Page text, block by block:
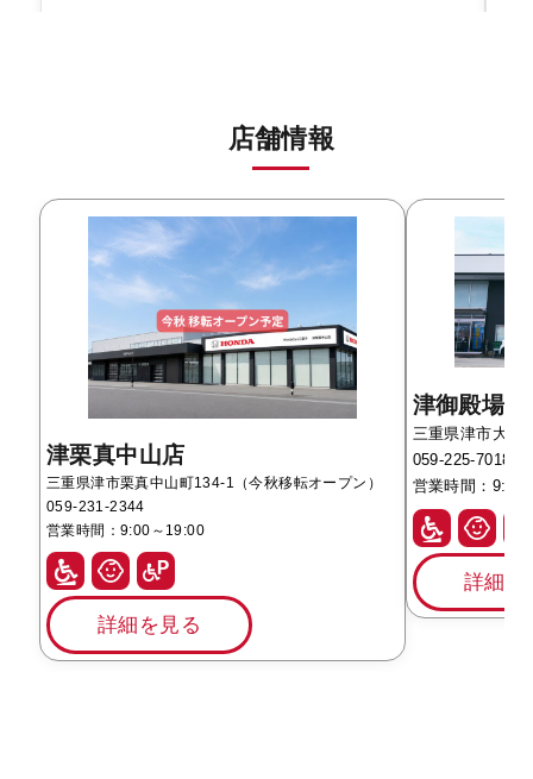
店舗情報
津栗真中山店
三重県津市栗真中山町134-1（今秋移転オープン）
059-231-2344
営業時間：9:00～19:00
詳細を見る
津御殿場店
三重県津市大字
059-225-7018
営業時間：9:00
詳細を